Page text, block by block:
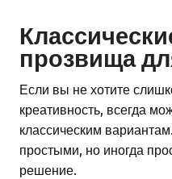
прозвища
Если вы не хотите
креативность, всегда
классическим
простыми, но иногда
решение.